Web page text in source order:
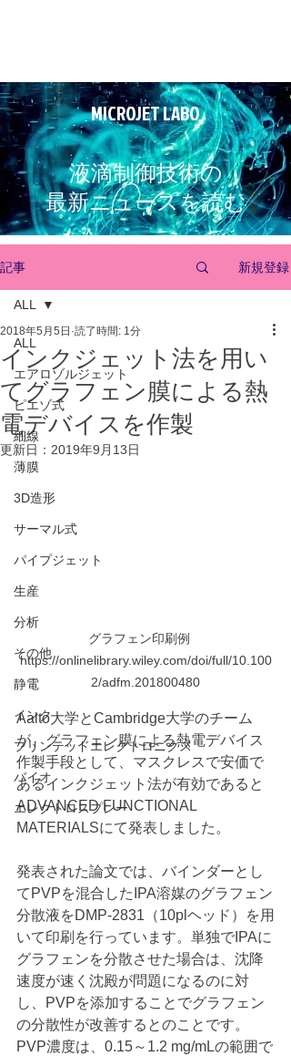
MICROJET LABO
液滴制御技術の
最新ニュースを読む
記事 新規登録
ALL
エアロゾルジェット
ピエゾ式
細線
薄膜
3D造形
サーマル式
パイプジェット
生産
分析
その他
静電
インク
プリンテッドエレクトロニクス
バイオ
エレクトロスプレー
ALL
インクジェット法を用い
てグラフェン膜による熱
電デバイスを作製
2018年5月5日 読了時間: 1分
更新日： 2019年9月13日
グラフェン印刷例
https://onlinelibrary.wiley.com/doi/full/10.100
2/adfm.201800480
Aalto大学とCambridge大学のチーム
が、グラフェン膜による熱電デバイス
作製手段として、マスクレスで安価で
あるインクジェット法が有効であると
ADVANCED FUNCTIONAL
MATERIALSにて発表しました。
発表された論文では、バインダーとし
てPVPを混合したIPA溶媒のグラフェン
分散液をDMP-2831（10plヘッド）を用
いて印刷を行っています。単独でIPAに
グラフェンを分散させた場合は、沈降
速度が速く沈殿が問題になるのに対
し、PVPを添加することでグラフェン
の分散性が改善するとのことです。
PVP濃度は、0.15～1.2 mg/mLの範囲で